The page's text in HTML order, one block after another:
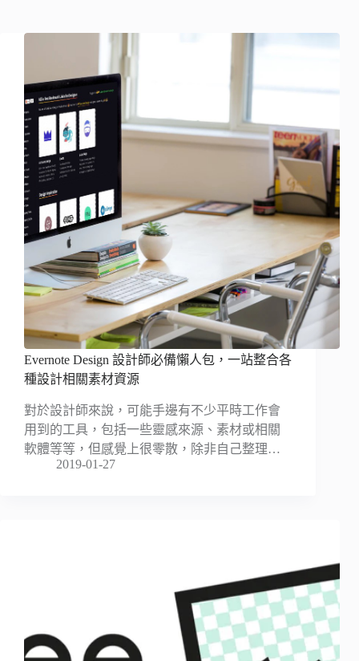
Evernote Design 設計師必備懶人包，一站整合各
種設計相關素材資源
對於設計師來說，可能手邊有不少平時工作會
用到的工具，包括一些靈感來源、素材或相關
軟體等等，但感覺上很零散，除非自己整理…
2019-01-27